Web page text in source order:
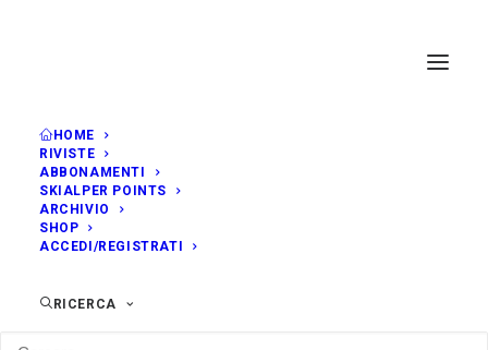
HOME
RIVISTE
ABBONAMENTI
SKIALPER POINTS
ARCHIVIO
SHOP
ACCEDI/REGISTRATI
RICERCA
Carrello